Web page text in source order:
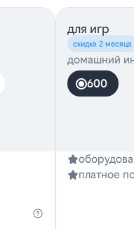
для игр
скидка 2 месяца
домашний
600
платное